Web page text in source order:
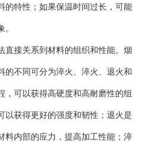
的特性；如果保温时间过长，可能
直接关系到材料的组织和性能。烟
的不同可分为淬火、淬火、退火和
，可以获得高硬度和高耐磨性的组
以获得更好的强度和韧性；退火是
料内部的应力，提高加工性能；淬